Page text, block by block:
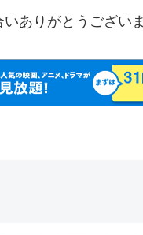
ありがとうござい